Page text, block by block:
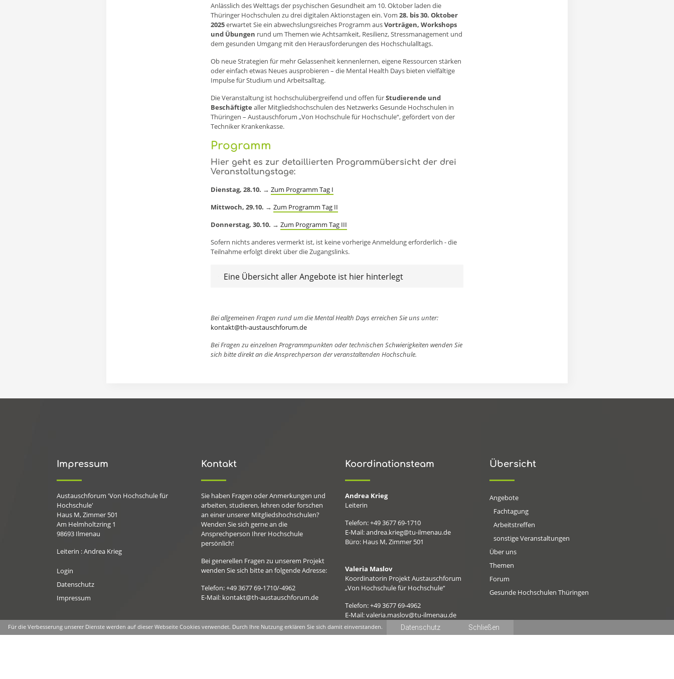
Anlässlich des Welttags der psychischen Gesundheit am 10. Oktober laden die
Thüringer Hochschulen zu drei digitalen Aktionstagen ein. Vom 28. bis 30. Oktober
2025erwartet Sie ein abwechslungsreiches Programm ausVorträgen, Workshops
und Übungen rund um Themen wie Achtsamkeit, Resilienz, Stressmanagement und
dem gesunden Umgang mit den Herausforderungen des Hochschulalltags.
Ob neue Strategien für mehr Gelassenheit kennenlernen, eigene Ressourcen stärken
oder einfach etwas Neues ausprobieren – die Mental Health Days bieten vielfältige
Impulse für Studium und Arbeitsalltag.
Die Veranstaltung ist hochschulübergreifend und offen fürStudierende und
Beschäftigte aller Mitgliedshochschulen des Netzwerks Gesunde Hochschulen in
Thüringen – Austauschforum „Von Hochschule für Hochschule“, gefördert von der
Techniker Krankenkasse.
Programm
Hier geht es zur detaillierten Programmübersicht der drei
Veranstaltungstage:
Dienstag, 28.10. → Zum Programm Tag I
Mittwoch, 29.10. → Zum Programm Tag II
Donnerstag, 30.10. → Zum Programm Tag III
Sofern nichts anderes vermerkt ist, ist keine vorherige Anmeldung erforderlich - die
Teilnahme erfolgt direkt über die Zugangslinks.
Eine Übersicht aller Angebote ist hier hinterlegt
Bei allgemeinen Fragen rund um die Mental Health Days erreichen Sie uns unter:
kontakt@th-austauschforum.de
Bei Fragen zu einzelnen Programmpunkten oder technischen Schwierigkeiten wenden Sie
sich bitte direkt an die Ansprechperson der veranstaltenden Hochschule.
Impressum
Austauschforum 'Von Hochschule für
Hochschule'
Haus M, Zimmer 501
Am Helmholtzring 1
98693 Ilmenau
Leiterin : Andrea Krieg
Login
Datenschutz
Impressum
Kontakt
Sie haben Fragen oder Anmerkungen und
arbeiten, studieren, lehren oder forschen
an einer unserer Mitgliedshochschulen?
Wenden Sie sich gerne an die
Ansprechperson Ihrer Hochschule
persönlich!
Bei generellen Fragen zu unserem Projekt
wenden Sie sich bitte an folgende Adresse:
Telefon: +49 3677 69-1710/-4962
E-Mail: kontakt@th-austauschforum.de
Koordinationsteam
Andrea Krieg
Leiterin
Telefon: +49 3677 69-1710
E-Mail: andrea.krieg@tu-ilmenau.de
Büro: Haus M, Zimmer 501
Valeria Maslov
Koordinatorin Projekt Austauschforum
„Von Hochschule für Hochschule“
Telefon: +49 3677 69-4962
E-Mail: valeria.maslov@tu-ilmenau.de
Büro: Haus M, 508
Übersicht
Angebote
Fachtagung
Arbeitstreffen
sonstige Veranstaltungen
Über uns
Themen
Forum
Gesunde Hochschulen Thüringen
Für die Verbesserung unserer Dienste werden auf dieser Webseite Cookies verwendet. Durch Ihre Nutzung erklären Sie sich damit einverstanden. Datenschutz Schließen